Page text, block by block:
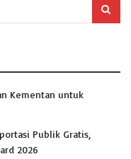
Kementan untuk
Publik Gratis,
2026